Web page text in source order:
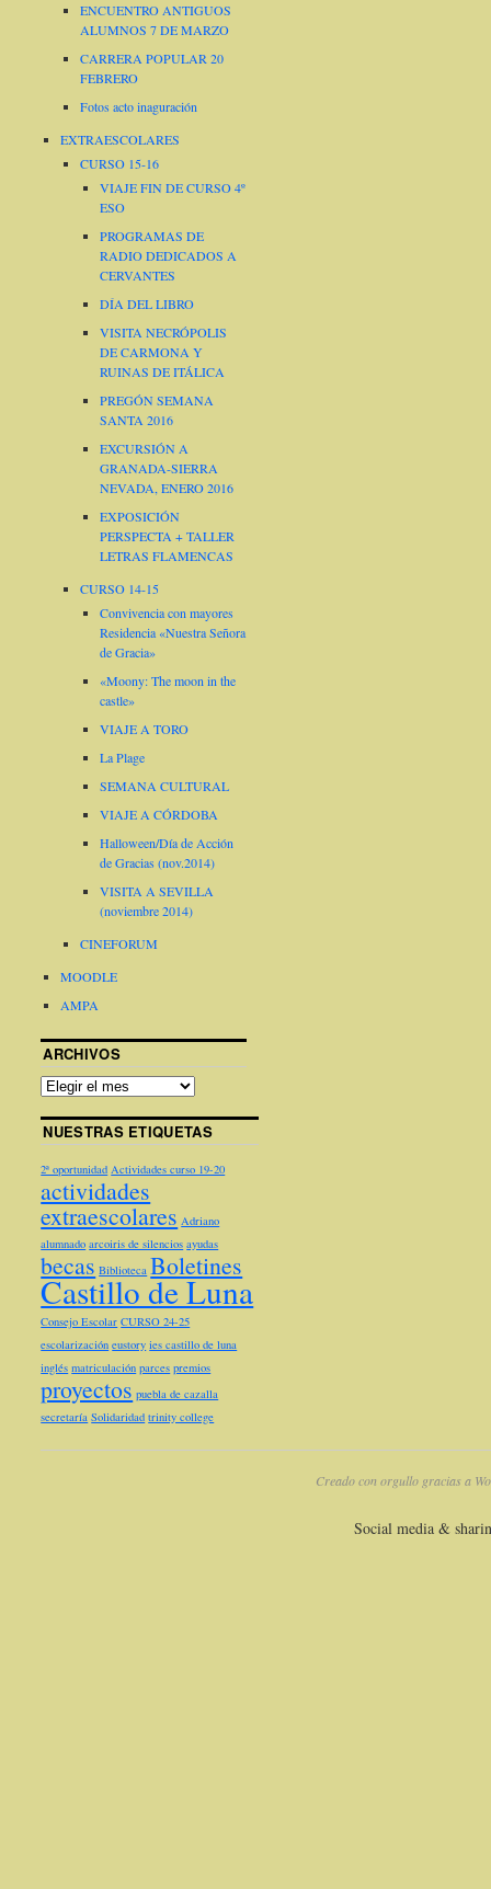
ENCUENTRO ANTIGUOS
ALUMNOS 7 DE MARZO
CARRERA POPULAR 20
FEBRERO
Fotos acto inaguración
EXTRAESCOLARES
CURSO 15-16
VIAJE FIN DE CURSO 4º
ESO
PROGRAMAS DE
RADIO DEDICADOS A
CERVANTES
DÍA DEL LIBRO
VISITA NECRÓPOLIS
DE CARMONA Y
RUINAS DE ITÁLICA
PREGÓN SEMANA
SANTA 2016
EXCURSIÓN A
GRANADA-SIERRA
NEVADA, ENERO 2016
EXPOSICIÓN
PERSPECTA + TALLER
LETRAS FLAMENCAS
CURSO 14-15
Convivencia con mayores
Residencia «Nuestra Señora
de Gracia»
«Moony: The moon in the
castle»
VIAJE A TORO
La Plage
SEMANA CULTURAL
VIAJE A CÓRDOBA
Halloween/Día de Acción
de Gracias (nov.2014)
VISITA A SEVILLA
(noviembre 2014)
CINEFORUM
MOODLE
AMPA
ARCHIVOS
NUESTRAS ETIQUETAS
2ª oportunidad Actividades curso 19-20
actividades
extraescolares Adriano
alumnado arcoiris de silencios ayudas
becas Biblioteca Boletines
Castillo de Luna
Consejo Escolar CURSO 24-25
escolarización eustory ies castillo de luna
inglés matriculación parces premios
proyectos puebla de cazalla
secretaría Solidaridad trinity college
Creado con orgullo gracias a
Social media &